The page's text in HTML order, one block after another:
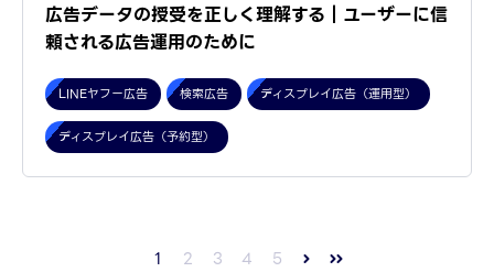
広告データの授受を正しく理解する｜ユーザーに信
頼される広告運用のために
LINEヤフー広告 検索広告 ディスプレイ広告（運用型）
ディスプレイ広告（予約型）
1 2 3 4 5